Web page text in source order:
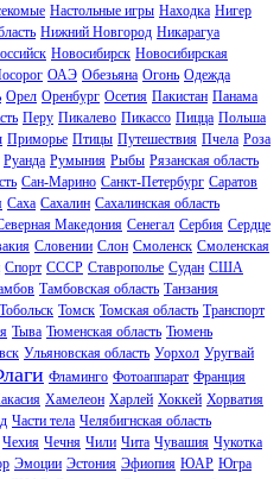
Настольные игры Находка Нигер
Нижний Новгород Никарагуа
Новосибирск Новосибирская
ОАЭ Обезьяна Огонь Одежда
Орел Оренбург Осетия Пакистан Панама
Перу Пикалево Пикассо Пицца Польша
Приморье Птицы Путешествия Пчела Роза
Руанда Румыния Рыбы Рязанская область
Сан-Марино Санкт-Петербург Саратов
Саха Сахалин Сахалинская область
Македония Сенегал Сербия Сердце
Словении Слон Смоленск Смоленская
Спорт СССР Ставрополье Судан США
Тамбовская область Танзания
Тобольск Томск Томская область Транспорт
Тыва Тюменская область Тюмень
Ульяновская область Уорхол Уругвай
Фламинго Фотоаппарат Франция
Хамелеон Харлей Хоккей Хорватия
Части тела Челябигнская область
Чехия Чечня Чили Чита Чувашия Чукотка
Эмоции Эстония Эфиопия ЮАР Югра